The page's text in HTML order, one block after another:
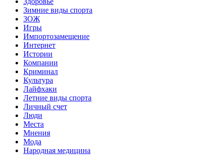
Зимние виды спорта
ЗОЖ
Игры
Импортозамещение
Интернет
Истории
Компании
Криминал
Культура
Лайфхаки
Летние виды спорта
Личный счет
Люди
Места
Мнения
Мода
Народная медицина